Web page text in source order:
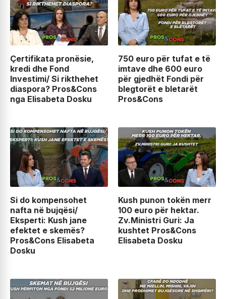
Çertifikata pronësie,
kredi dhe Fond
Investimi/ Si rikthehet
diaspora? Pros&Cons
nga Elisabeta Dosku
750 euro për tufat e të
imtave dhe 600 euro
për gjedhët Fondi për
blegtorët e bletarët
Pros&Cons
Si do kompensohet
nafta në bujqësi/
Eksperti: Kush jane
efektet e skemës?
Pros&Cons Elisabeta
Dosku
Kush punon tokën merr
100 euro për hektar.
Zv.Ministri Guri: Ja
kushtet Pros&Cons
Elisabeta Dosku